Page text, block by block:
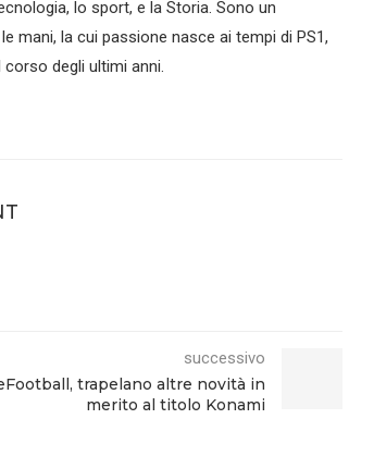
lo sport, e la Storia. Sono un
mani, la cui passione nasce ai tempi di PS1,
degli ultimi anni.
successivo
trapelano altre novità in
merito al titolo Konami